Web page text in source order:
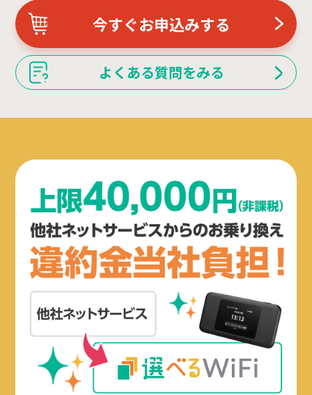
今すぐお申込みする
よくある質問をみる